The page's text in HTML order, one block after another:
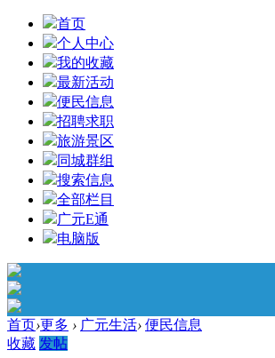
首页
个人中心
我的收藏
最新活动
便民信息
招聘求职
旅游景区
同城群组
搜索信息
全部栏目
广元E通
电脑版
首页›更多 › 广元生活› 便民信息
收藏 发帖